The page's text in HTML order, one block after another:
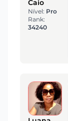
Caio
Nível: Pro
Rank:
34240